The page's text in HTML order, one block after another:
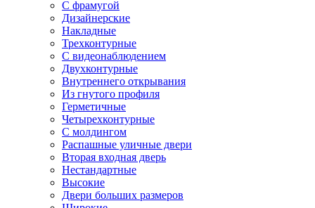
С фрамугой
Дизайнерские
Накладные
Трехконтурные
С видеонаблюдением
Двухконтурные
Внутреннего открывания
Из гнутого профиля
Герметичные
Четырехконтурные
С молдингом
Распашные уличные двери
Вторая входная дверь
Нестандартные
Высокие
Двери больших размеров